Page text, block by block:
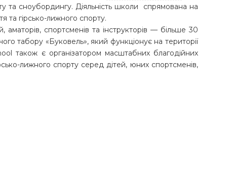
та сноубордингу. Діяльність школи спрямована на
та гірсько-лижного спорту.
аматорів, спортсменів та інструкторів — більше 30
табору «Буковель», який функціонує на території
також є організатором масштабних благодійних
лижного спорту серед дітей, юних спортсменів,